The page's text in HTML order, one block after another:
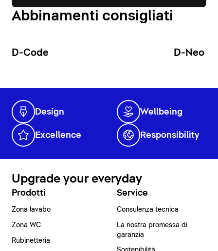
Abbinamenti consigliati
D-Code D-Neo
Design Wellbeing
Excellence Responsibility
Upgrade your everyday
Prodotti
Zona lavabo
Zona WC
Rubinetteria
Service
Consulenza tecnica
La nostra promessa di
garanzia